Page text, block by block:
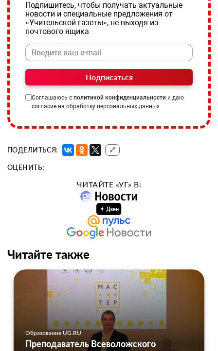
Подпишитесь, чтобы получать актуальные
новости и специальные предложения от
«Учительской газеты», не выходя из
почтового ящика
Подписаться
Соглашаюсь с политикой конфиденциальности и даю
согласие на обработку персональных данных
ПОДЕЛИТЬСЯ: 🔗
ОЦЕНИТЬ:
ЧИТАЙТЕ «УГ» В:
Читайте также
Образование UG.RU
Преподаватель Всеволожского